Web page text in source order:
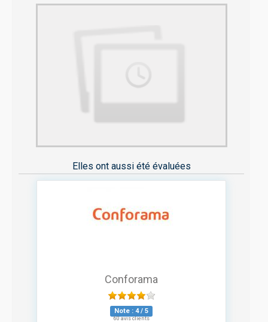
Elles ont aussi été évaluées
Conforama
Note : 4/ 5
60 avis clients